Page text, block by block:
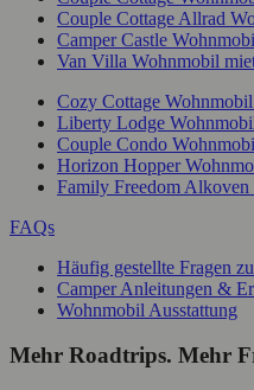
Couple Cottage Allrad
Camper Castle
Van Villa Wohnmobil
Cozy Cottage
Liberty Lodge
Couple Condo
Horizon Hopper
Family Freedom
FAQs
Häufig gestellte Fragen
Camper Anleitungen &
Wohnmobil Ausstattung
Mehr Roadtrips. Mehr